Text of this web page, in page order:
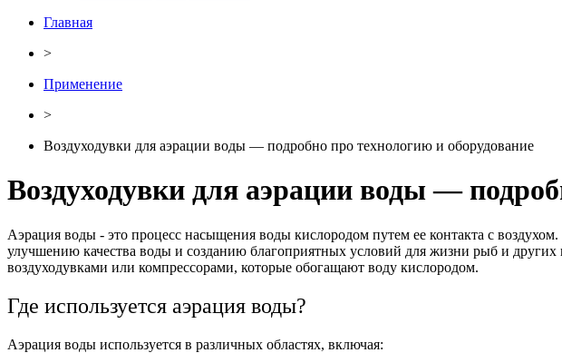
Главная
>
Применение
>
Воздуходувки для аэрации воды — подробно про технологию и оборудование
Воздуходувки для аэрации воды —
Аэрация воды - это процесс насыщения воды кислородом путем ее контакта с
улучшению качества воды и созданию благоприятных условий для жизни рыб и
воздуходувками или компрессорами, которые обогащают воду кислородом.
Где используется аэрация воды?
Аэрация воды используется в различных областях, включая: